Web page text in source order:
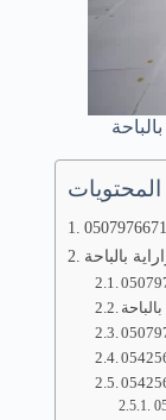
المحتويات